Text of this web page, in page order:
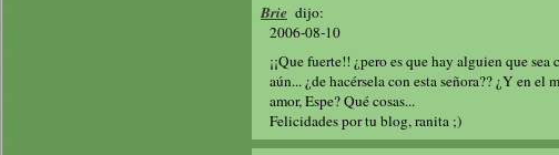
Brie dijo:
2006-08-10
¡¡Que fuerte!! ¿pero es que hay alguien que
aún... ¿de hacérsela con esta señora?? ¿Y en el
amor, Espe? Qué cosas...
Felicidades por tu blog, ranita ;)